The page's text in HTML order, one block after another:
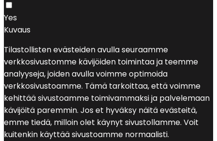
Yes
Kuvaus
Tilastollisten evästeiden avulla seuraamme
verkkosivustomme kävijöiden toimintaa ja teemme
analyyseja, joiden avulla voimme optimoida
verkkosivustoamme. Tämä tarkoittaa, että voimme
kehittää sivustoamme toimivammaksi ja palvelemaan
kävijöitä paremmin. Jos et hyväksy näitä evästeitä,
emme tiedä, milloin olet käynyt sivustollamme. Voit
kuitenkin käyttää sivustoamme normaalisti.